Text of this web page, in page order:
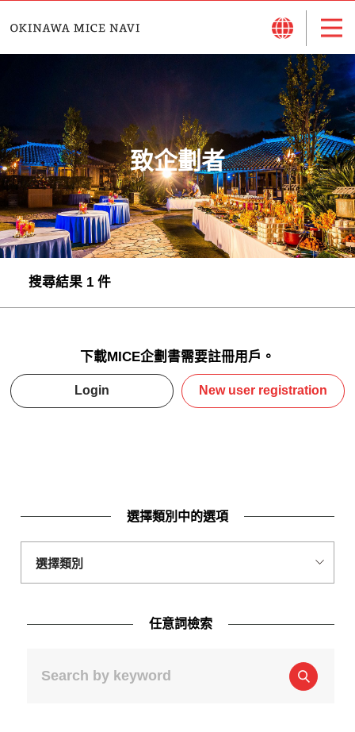
致企劃者
搜尋結果 1 件
下載MICE企劃書需要註冊用戶。
Login New user registration
選擇類別中的選項
任意詞檢索